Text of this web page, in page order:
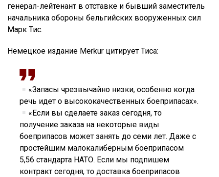
генерал-лейтенант в отставке и бывший заместитель
начальника обороны бельгийских вооруженных сил
Марк Тис.
Немецкое издание Merkur цитирует Тиса:
«Запасы чрезвычайно низки, особенно когда
речь идет о высококачественных боеприпасах».
«Если вы сделаете заказ сегодня, то
получение заказа на некоторые виды
боеприпасов может занять до семи лет. Даже с
простейшим малокалиберным боеприпасом
5,56 стандарта НАТО. Если мы подпишем
контракт сегодня, то доставка боеприпасов